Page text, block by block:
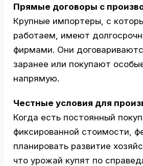
Прямые договоры с
Крупные импортеры, с
работаем, имеют
фирмами. Они
заранее или покупают
напрямую.
Честные условия для
Когда есть постоянный
фиксированной стоимости,
планировать развитие
что урожай купят по